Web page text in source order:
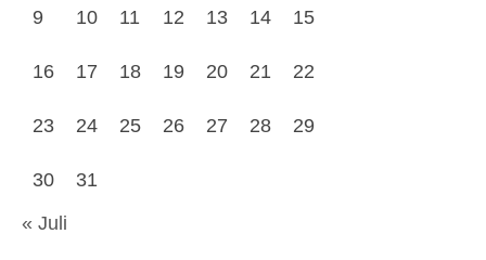
9 10 11 12 13 14 15
16 17 18 19 20 21 22
23 24 25 26 27 28 29
30
31
« Juli